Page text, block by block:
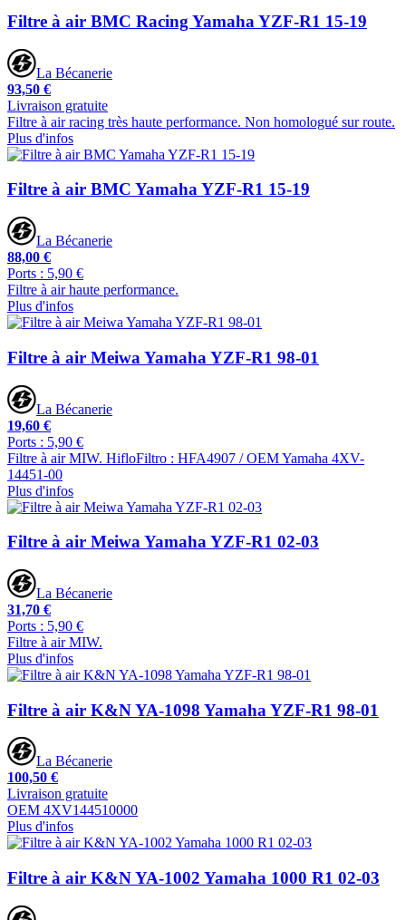
Filtre à air BMC Racing Yamaha YZF-R1 15-19
La Bécanerie
93,50 €
Livraison gratuite
Filtre à air racing très haute performance. Non homologué sur route.
Plus d'infos
Filtre à air BMC Yamaha YZF-R1 15-19
La Bécanerie
88,00 €
Ports : 5,90 €
Filtre à air haute performance.
Plus d'infos
Filtre à air Meiwa Yamaha YZF-R1 98-01
La Bécanerie
19,60 €
Ports : 5,90 €
Filtre à air MIW. HifloFiltro : HFA4907 / OEM Yamaha 4XV-
14451-00
Plus d'infos
Filtre à air Meiwa Yamaha YZF-R1 02-03
La Bécanerie
31,70 €
Ports : 5,90 €
Filtre à air MIW.
Plus d'infos
Filtre à air K&N YA-1098 Yamaha YZF-R1 98-01
La Bécanerie
100,50 €
Livraison gratuite
OEM 4XV144510000
Plus d'infos
Filtre à air K&N YA-1002 Yamaha 1000 R1 02-03